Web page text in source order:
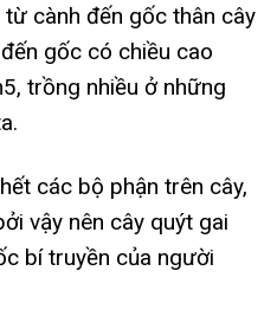
cành đến gốc thân cây
gốc có chiều cao
trồng nhiều ở những
các bộ phận trên cây,
vậy nên cây quýt gai
bí truyền của người